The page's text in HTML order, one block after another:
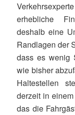
erhebliche
deshalb eine
Randlagen der
dass es wenig
wie bisher
Haltestellen
derzeit in einem
das die